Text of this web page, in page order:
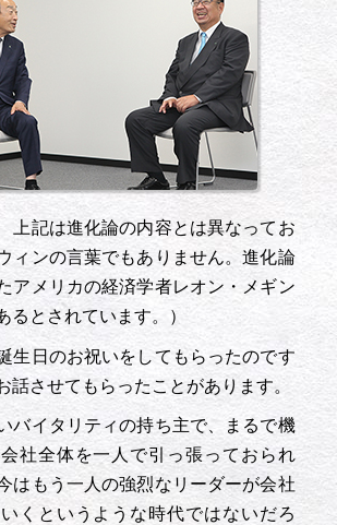
記は進化論の内容とは異なってお
ィンの言葉でもありません。進化論
アメリカの経済学者レオン・メギン
るとされています。）
生日のお祝いをしてもらったのです
話させてもらったことがあります。
バイタリティの持ち主で、まるで機
社全体を一人で引っ張っておられ
はもう一人の強烈なリーダーが会社
くというような時代ではないだろ